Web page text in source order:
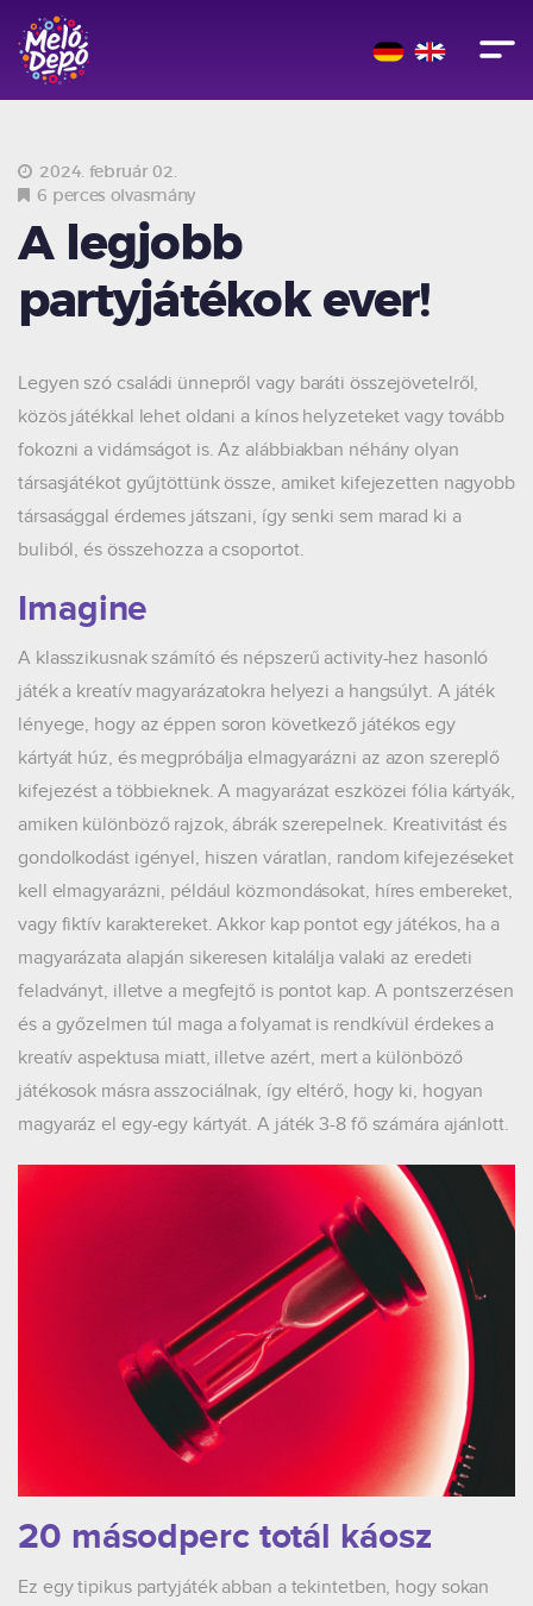
2024. február 02.
6 perces olvasmány
A legjobb
partyjátékok ever!
Legyen szó családi ünnepről vagy baráti összejövetelről,
közös játékkal lehet oldani a kínos helyzeteket vagy tovább
fokozni a vidámságot is. Az alábbiakban néhány olyan
társasjátékot gyűjtöttünk össze, amiket kifejezetten nagyobb
társasággal érdemes játszani, így senki sem marad ki a
buliból, és összehozza a csoportot.
Imagine
A klasszikusnak számító és népszerű activity-hez hasonló
játék a kreatív magyarázatokra helyezi a hangsúlyt. A játék
lényege, hogy az éppen soron következő játékos egy
kártyát húz, és megpróbálja elmagyarázni az azon szereplő
kifejezést a többieknek. A magyarázat eszközei fólia kártyák,
amiken különböző rajzok, ábrák szerepelnek. Kreativitást és
gondolkodást igényel, hiszen váratlan, random kifejezéseket
kell elmagyarázni, például közmondásokat, híres embereket,
vagy fiktív karaktereket. Akkor kap pontot egy játékos, ha a
magyarázata alapján sikeresen kitalálja valaki az eredeti
feladványt, illetve a megfejtő is pontot kap. A pontszerzésen
és a győzelmen túl maga a folyamat is rendkívül érdekes a
kreatív aspektusa miatt, illetve azért, mert a különböző
játékosok másra asszociálnak, így eltérő, hogy ki, hogyan
magyaráz el egy-egy kártyát. A játék 3-8 fő számára ajánlott.
20 másodperc totál káosz
Ez egy tipikus partyjáték abban a tekintetben, hogy sokan